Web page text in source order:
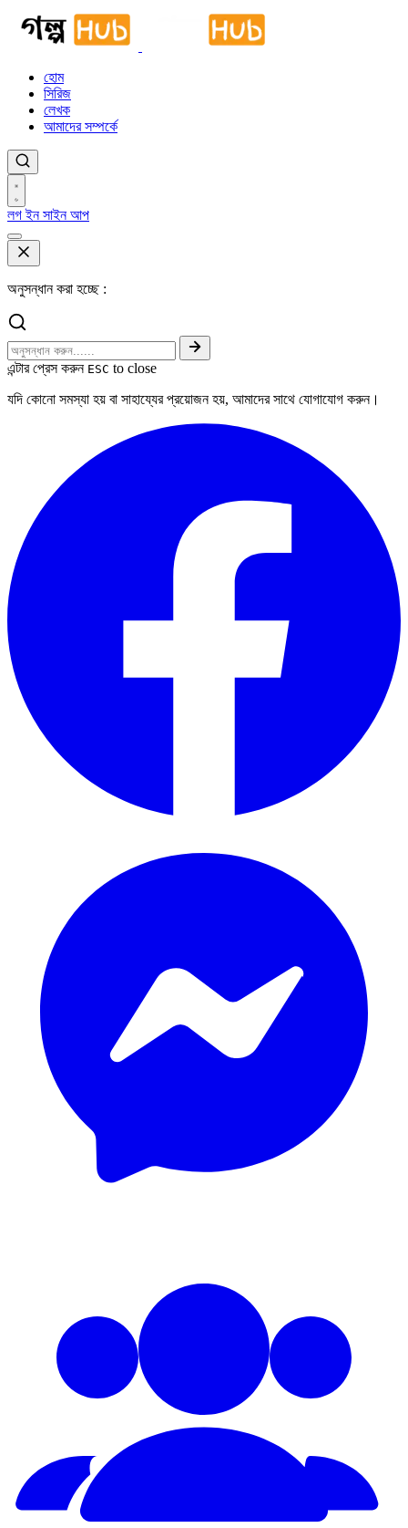
হোম
সিরিজ
লেখক
আমাদের সম্পর্কে
লগ ইনসাইন আপ
অনুসন্ধান করা হচ্ছে :
এন্টার প্রেস করুন ESC to close
যদি কোনো সমস্যা হয় বা সাহায্যের প্রয়োজন হয়, আমাদের সাথে যোগাযোগ করুন।